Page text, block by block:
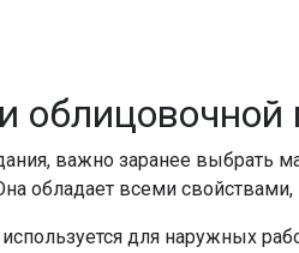
важно заранее выбрать
обладает всеми
для наружных